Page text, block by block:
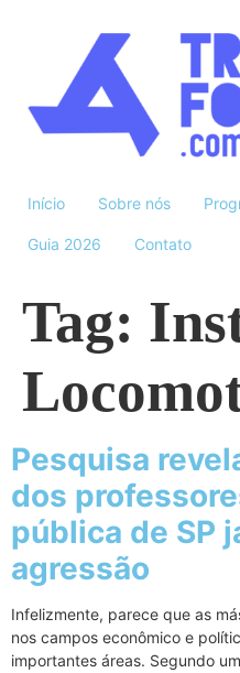
Início Sobre nós
Guia 2026 Contato
Tag:
Pesquisa
dos
pública de SP
agressão
Infelizmente, parece que as
nos campos econômico e
importantes áreas. Segundo